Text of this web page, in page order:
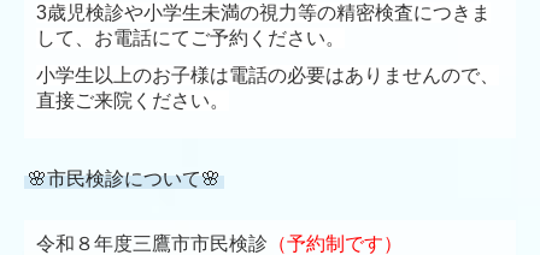
3歳児検診や小学生未満の視力等の精密検査につきま
して、お電話にてご予約ください。
小学生以上のお子様は電話の必要はありませんので、
直接ご来院ください。
🌸市民検診について🌸
令和８年度三鷹市市民検診 （予約制です）